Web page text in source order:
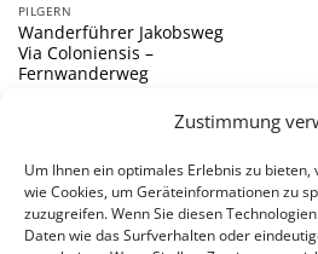
Zustimmung
Um Ihnen ein optimales Erlebnis zu
wie Cookies, um Geräteinformationen zu
zuzugreifen. Wenn Sie diesen
Daten wie das Surfverhalten oder
PILGERN
Wanderführer Jakobsweg
Via Coloniensis –
Fernwanderweg